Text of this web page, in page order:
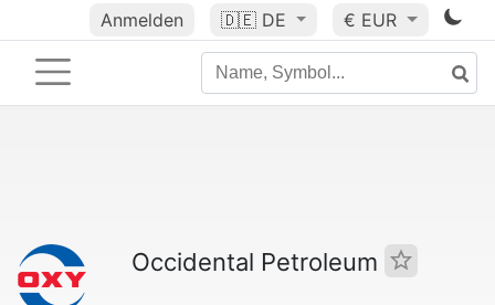
Anmelden 🇩🇪 DE € EUR
Occidental Petroleum